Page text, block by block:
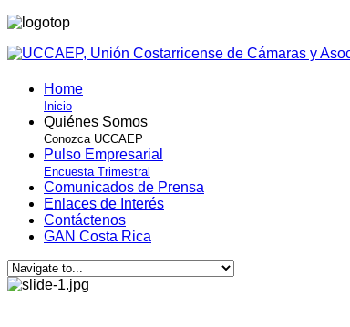
Home
Inicio
Quiénes Somos
Conozca UCCAEP
Pulso Empresarial
Encuesta Trimestral
Comunicados de Prensa
Enlaces de Interés
Contáctenos
GAN Costa Rica